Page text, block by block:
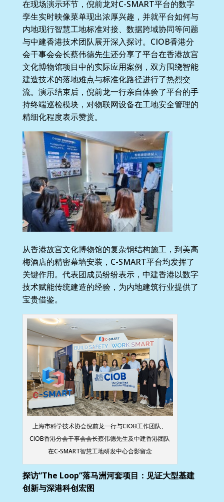
在现场演示环节，倪前龙对C-SMART平台的数字
孪生实时映像菜单现出浓厚兴趣，并就平台如何与
内地现行智慧工地标准对接、数据跨域协同等问题
与中建香港技术团队展开深入探讨。CIOB香港分
会干事会会长蔡伟德先生还分享了平台在香港故宫
文化博物馆项目中的实际应用案例，双方围绕智能
建造技术的落地难点与标准化路径进行了热烈交
流。演示结束后，倪前龙一行亲自体验了平台的手
持终端巡检模块，对物联网设备在工地安全管理的
精细化程度表示赞赏。
从香港故宫文化博物馆的复杂钢结构施工，到美高
梅酒店的精密幕墙安装，C-SMART平台均发挥了
关键作用。代表团成员纷纷表示，中建香港以数字
技术赋能传统建造的经验，为内地建筑行业提供了
宝贵借鉴。
上海市科学技术协会倪前龙一行与CIOB工作团队、
CIOB香港分会干事会会长蔡伟德先生及中建香港团队
在C-SMART智慧工地研发中心合影留念
探访“The Loop”落马洲河套项目：见证大型基建
创新与深港科创宏图